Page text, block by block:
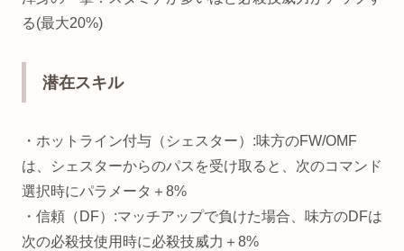
る(最大20%)
潜在スキル
・ホットライン付与（シェスター）:味方のFW/OMF
は、シェスターからのパスを受け取ると、次のコマンド
選択時にパラメータ＋8%
・信頼（DF）:マッチアップで負けた場合、味方のDFは
次の必殺技使用時に必殺技威力＋8%